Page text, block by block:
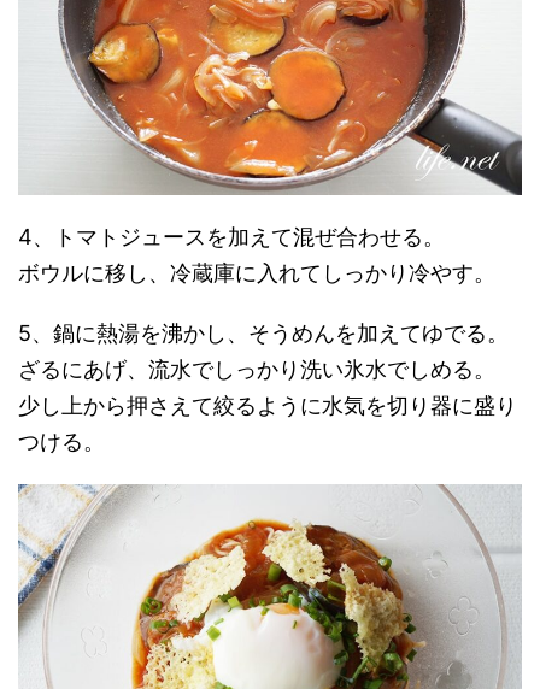
4、トマトジュースを加えて混ぜ合わせる。
ボウルに移し、冷蔵庫に入れてしっかり冷やす。
5、鍋に熱湯を沸かし、そうめんを加えてゆでる。
ざるにあげ、流水でしっかり洗い氷水でしめる。
少し上から押さえて絞るように水気を切り器に盛り
つける。